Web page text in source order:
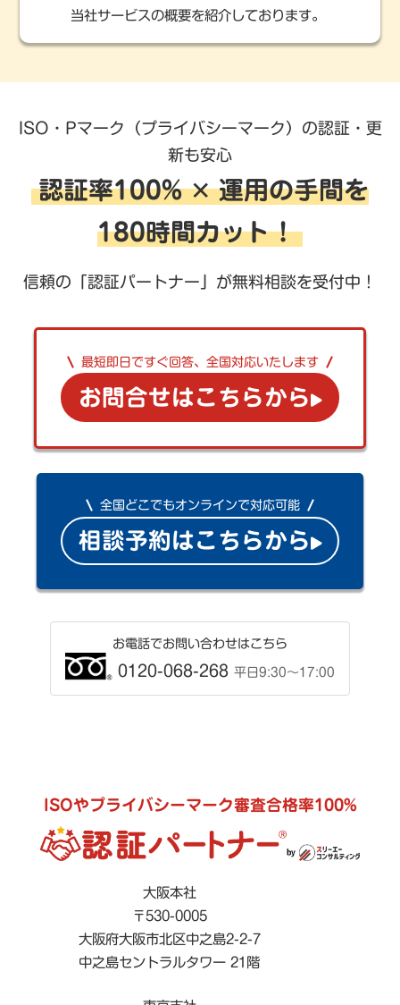
当社サービスの概要を紹介しております。
ISO・Pマーク（プライバシーマーク）の認証・更
新も安心
認証率100% ✕ 運用の手間を
180時間カット！
信頼の「認証パートナー」が無料相談を受付中！
最短即日ですぐ回答、全国対応いたします
お問合せはこちらから
全国どこでもオンラインで対応可能
相談予約はこちらから
お電話でお問い合わせはこちら
0120-068-268 平日9:30〜17:00
ISOやプライバシーマーク審査合格率100%
大阪本社
〒530-0005
大阪府大阪市北区中之島2-2-7
中之島セントラルタワー 21階